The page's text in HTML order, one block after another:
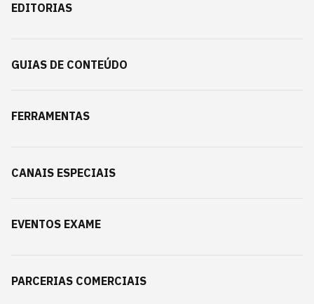
EDITORIAS
GUIAS DE CONTEÚDO
FERRAMENTAS
CANAIS ESPECIAIS
EVENTOS EXAME
PARCERIAS COMERCIAIS